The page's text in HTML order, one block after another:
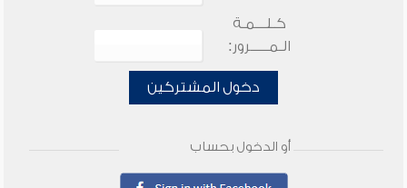
كـلـــمـة
الـمـــــرور:
دخول المشتركين
أو الدخول بحساب